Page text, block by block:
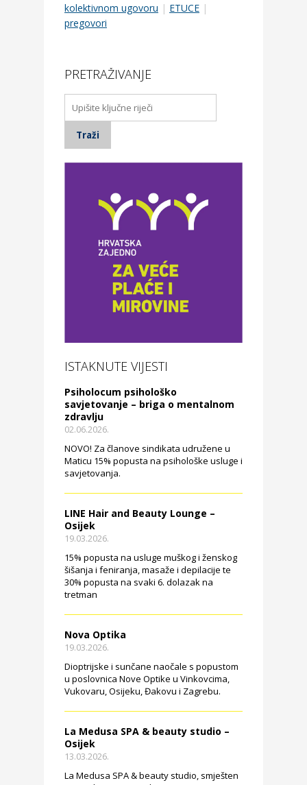
kolektivnom ugovoru | ETUCE |
pregovori
PRETRAŽIVANJE
ISTAKNUTE VIJESTI
Psiholocum psihološko
savjetovanje – briga o mentalnom
zdravlju
02.06.2026.
NOVO! Za članove sindikata udružene u
Maticu 15% popusta na psihološke usluge i
savjetovanja.
LINE Hair and Beauty Lounge –
Osijek
19.03.2026.
15% popusta na usluge muškog i ženskog
šišanja i feniranja, masaže i depilacije te
30% popusta na svaki 6. dolazak na
tretman
Nova Optika
19.03.2026.
Dioptrijske i sunčane naočale s popustom
u poslovnica Nove Optike u Vinkovcima,
Vukovaru, Osijeku, Đakovu i Zagrebu.
La Medusa SPA & beauty studio –
Osijek
13.03.2026.
La Medusa SPA & beauty studio, smješten